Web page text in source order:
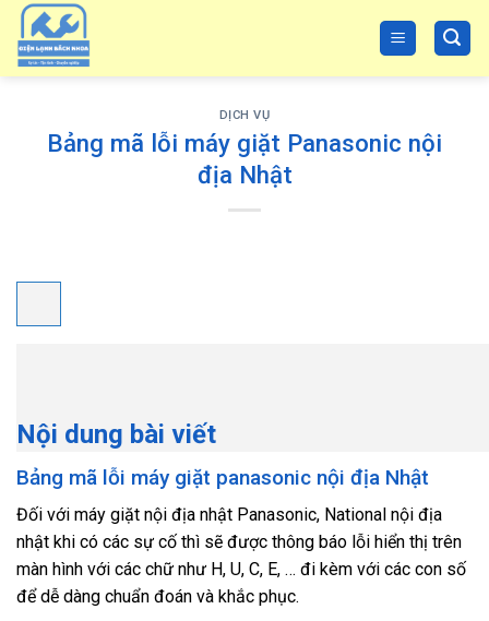
Skip
content
DỊCH VỤ
Bảng mã lỗi máy giặt Panasonic nội
địa Nhật
Nội dung bài viết
Bảng mã lỗi máy giặt panasonic nội địa Nhật
Đối với máy giặt nội địa nhật Panasonic, National nội địa
nhật khi có các sự cố thì sẽ được thông báo lỗi hiển thị trên
màn hình với các chữ như H, U, C, E, … đi kèm với các con số
để dễ dàng chuẩn đoán và khắc phục.